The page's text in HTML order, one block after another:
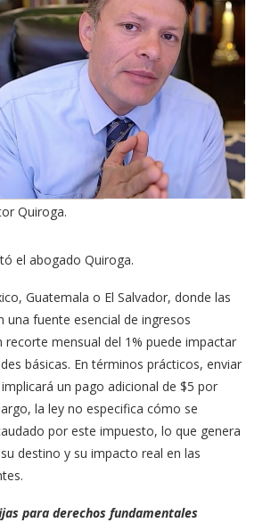
Quiroga.
el abogado Quiroga.
Guatemala o El Salvador, donde las
una fuente esencial de ingresos
recorte mensual del 1% puede impactar
básicas. En términos prácticos, enviar
un pago adicional de $5 por
la ley no especifica cómo se
por este impuesto, lo que genera
destino y su impacto real en las
para derechos fundamentales